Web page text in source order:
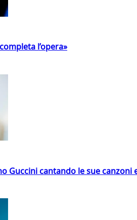
l’opera»
Guccini cantando le sue canzoni